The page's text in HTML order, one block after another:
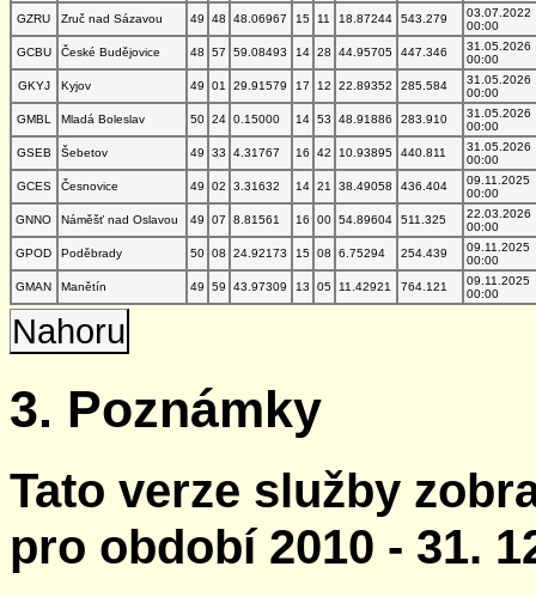
GZRU
Zruč nad Sázavou 49 48 48.06967 15 11 18.87244 543.279
03.07.2022
00:00
GCBU
České Budějovice 48 57 59.08493 14 28 44.95705 447.346
31.05.2026
00:00
GKYJ
Kyjov 49 01 29.91579 17 12 22.89352 285.584
31.05.2026
00:00
GMBL
Mladá Boleslav 50 24 0.15000 14 53 48.91886 283.910
31.05.2026
00:00
GSEB
Šebetov 49 33 4.31767 16 42 10.93895 440.811
31.05.2026
00:00
GCES
Česnovice 49 02 3.31632 14 21 38.49058 436.404
09.11.2025
00:00
GNNO
Náměšť nad Oslavou 49 07 8.81561 16 00 54.89604 511.325
22.03.2026
00:00
GPOD
Poděbrady 50 08 24.92173 15 08 6.75294 254.439
09.11.2025
00:00
GMAN
Manětín 49 59 43.97309 13 05 11.42921 764.121
09.11.2025
00:00
Nahoru
3. Poznámky
Tato verze služby
pro období 2010 - 31.